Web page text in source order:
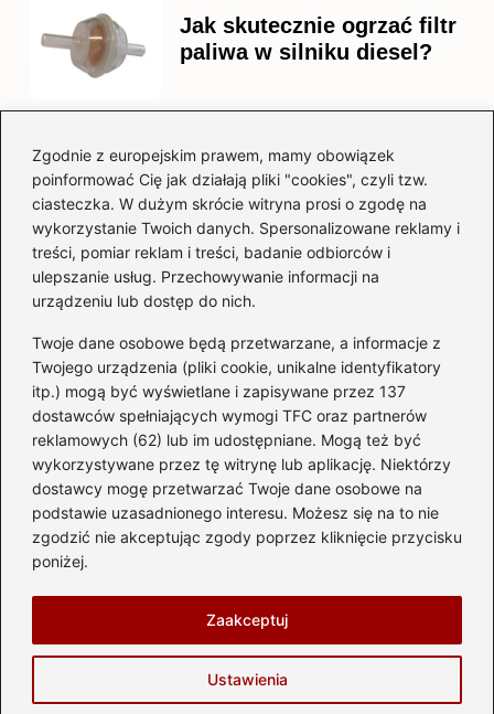
Zgodnie z europejskim prawem, mamy obowiązek
poinformować Cię jak działają pliki "cookies", czyli tzw.
ciasteczka. W dużym skrócie witryna prosi o zgodę na
wykorzystanie Twoich danych. Spersonalizowane reklamy i
treści, pomiar reklam i treści, badanie odbiorców i
ulepszanie usług. Przechowywanie informacji na
urządzeniu lub dostęp do nich.
Twoje dane osobowe będą przetwarzane, a informacje z
Twojego urządzenia (pliki cookie, unikalne identyfikatory
itp.) mogą być wyświetlane i zapisywane przez 137
dostawców spełniających wymogi TFC oraz partnerów
reklamowych (62) lub im udostępniane. Mogą też być
wykorzystywane przez tę witrynę lub aplikację. Niektórzy
dostawcy mogę przetwarzać Twoje dane osobowe na
podstawie uzasadnionego interesu. Możesz się na to nie
zgodzić nie akceptując zgody poprzez kliknięcie przycisku
poniżej.
Ustawienia
Zaakceptuj
Jak skutecznie ogrzać filtr
paliwa w silniku diesel?
Czy warto kupować
diesla? Przewodnik dla
przyszłych właścicieli
Kategorie
Akumulator(74)
Benzyna i Diesel(87)
Motocykle(49)
Opony(81)
Prawo jazdy(77)
Samochody(238)
Silnik(83)
Prywatność
Zasady użytkowania
Napisz do nas